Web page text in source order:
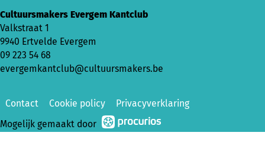
Cultuursmakers Evergem Kantclub
Valkstraat 1
9940 Ertvelde Evergem
09 223 54 68
evergemkantclub@cultuursmakers.be
Contact Cookie policy
Privacyverklaring
Mogelijk gemaakt door